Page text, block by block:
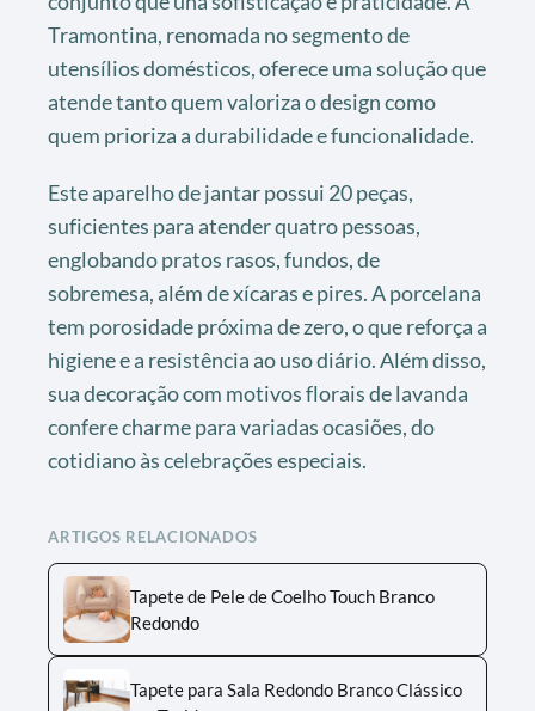
Tramontina, renomada no segmento de
utensílios domésticos, oferece uma solução que
atende tanto quem valoriza o design como
quem prioriza a durabilidade e funcionalidade.
Este aparelho de jantar possui 20 peças,
suficientes para atender quatro pessoas,
englobando pratos rasos, fundos, de
sobremesa, além de xícaras e pires. A porcelana
tem porosidade próxima de zero, o que reforça a
higiene e a resistência ao uso diário. Além disso,
sua decoração com motivos florais de lavanda
confere charme para variadas ocasiões, do
cotidiano às celebrações especiais.
ARTIGOS RELACIONADOS
Tapete de Pele de Coelho Touch Branco
Redondo
Tapete para Sala Redondo Branco Clássico